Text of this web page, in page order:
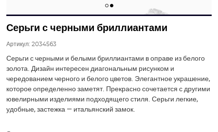
Серьги с черными бриллиантами
Артикул:2034563
Серьги с черными и белыми бриллиантами в оправе из белого
золота. Дизайн интересен диагональным рисунком и
чередованием черного и белого цветов. Элегантное украшение,
которое определенно заметят. Прекрасно сочетается с другими
ювелирными изделиями подходящего стиля. Серьги легкие,
удобные, застежка — итальянский замок.